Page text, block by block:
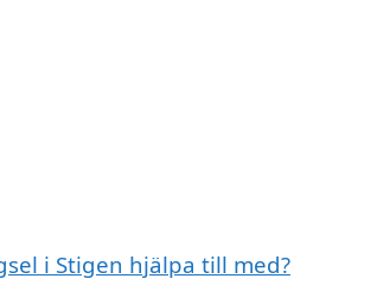
i Stigen hjälpa till med?